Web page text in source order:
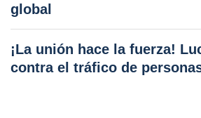
global
¡La unión hace la fuerza!
contra el tráfico de